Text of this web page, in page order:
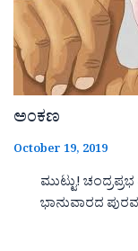
ಅಂಕಣ
October 19, 2019
ಮುಟ್ಟು! ಚಂದ್ರಪ್ರಭ
ಭಾನುವಾರದ